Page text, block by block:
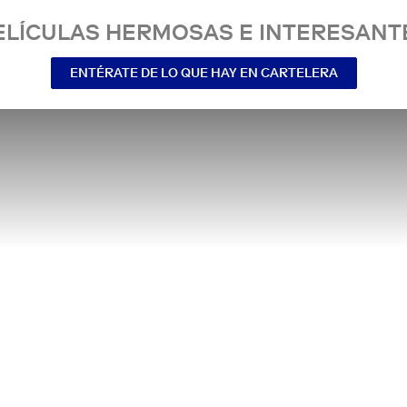
HERMOSAS E
ENTÉRATE DE LO QUE HAY EN CARTELERA